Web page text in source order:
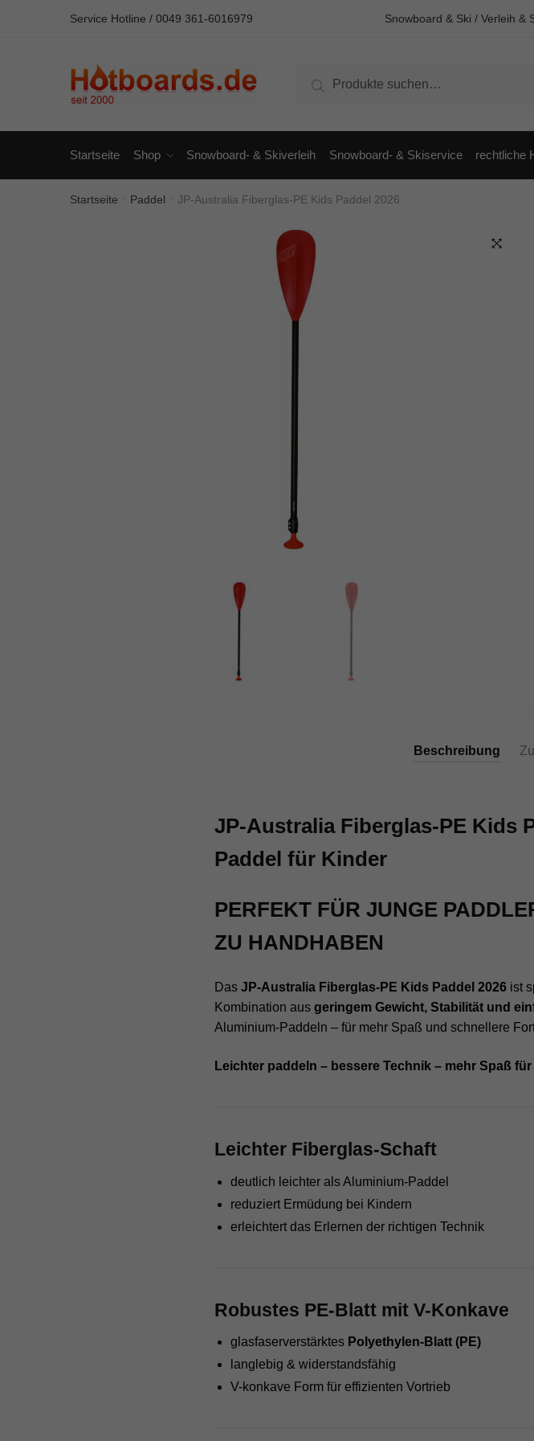
Service Hotline / 0049 361-6016979 Snowboard & Ski / Verleih &
nach:
Suche
Startseite Shop Snowboard- & Skiverleih Snowboard- & Skiservice rechtliche
Startseite Paddel JP-Australia Fiberglas-PE Kids Paddel 2026
Beschreibung
JP-Australia Fiberglas-PE Kids
Paddel für Kinder
PERFEKT FÜR JUNGE
ZU HANDHABEN
Das JP-Australia Fiberglas-PE Kids Paddel 2026ist
Kombination aus geringem Gewicht, Stabilität und
Aluminium-Paddeln – für mehr Spaß und schnellere
Leichter paddeln – bessere Technik – mehr Spaß
Leichter Fiberglas-Schaft
deutlich leichter als Aluminium-Paddel
reduziert Ermüdung bei Kindern
erleichtert das Erlernen der richtigen Technik
Robustes PE-Blatt mit V-Konkave
glasfaserverstärktes Polyethylen-Blatt (PE)
langlebig & widerstandsfähig
V-konkave Form für effizienten Vortrieb